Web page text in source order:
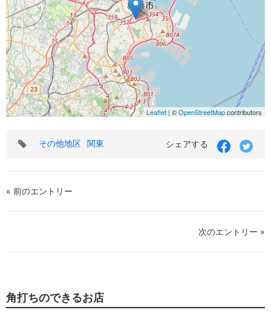
Leaflet | ©OpenStreetMapcontributors
タ
その他地区 関東 シェアする
« 前のエントリー
次のエントリー »
角打ちのできるお店